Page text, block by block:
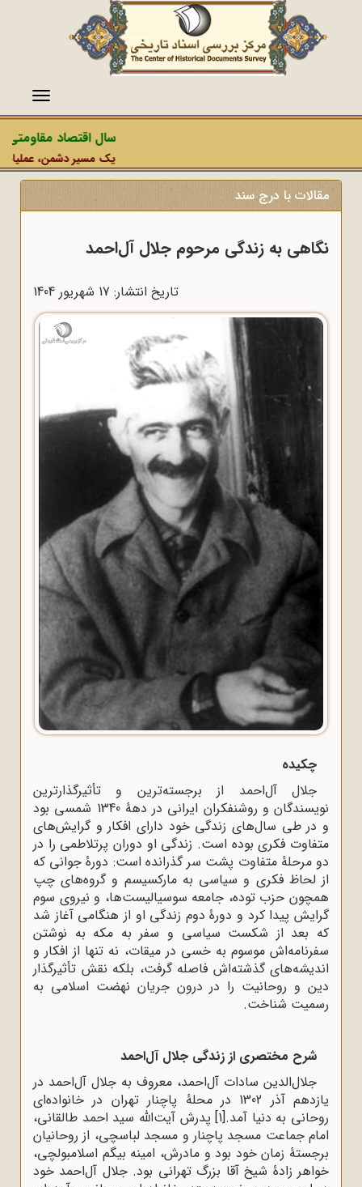
منو
سال اقتصاد مقاومتی
یک مسیر دشمن، عملیات
مقالات با درج سند
نگاهی به زندگی مرحوم جلال آل‌احمد
تاریخ انتشار: 17 شهريور 1404
چکیده
جلال آل‌احمد از برجسته‌ترین و تأثیرگذارترین
نویسندگان و روشنفکران ایرانی در دهۀ 1340 شمسی بود
و در طی سال‌های زندگی خود دارای افکار و گرایش‌های
متفاوت فکری بوده است. زندگی او دوران پرتلاطمی را در
دو مرحلۀ متفاوت پشت سر گذرانده است: دورۀ جوانی که
از لحاظ فکری و سیاسی به مارکسیسم و گروه‌های چپ
همچون حزب توده، جامعه سوسیالیست‌ها، و نیروی سوم
گرایش پیدا کرد و دورۀ دوم زندگی او از هنگامی آغاز شد
که بعد از شکست سیاسی و سفر به مکه به نوشتن
سفرنامه‌اش موسوم به خسی در میقات، نه تنها از افکار و
اندیشه‌های گذشته‌اش فاصله گرفت، بلکه نقش تأثیرگذار
دین و روحانیت را در درون جریان نهضت اسلامی به
رسمیت شناخت.
شرح مختصری از زندگی جلال آل‌احمد
جلال‌الدین سادات آل‌احمد، معروف به جلال آل‌احمد در
یازدهم آذر 1302 در محلۀ پاچنار تهران در خانواده‌ای
روحانی به دنیا آمد.[1] پدرش آیت‌الله سید احمد طالقانی،
امام جماعت مسجد پاچنار و مسجد لباسچی، از روحانیان
برجستۀ زمان خود بود و مادرش، امینه بیگم اسلامبولچی،
خواهر زادۀ شیخ آقا بزرگ تهرانی بود. جلال آل‌احمد خود